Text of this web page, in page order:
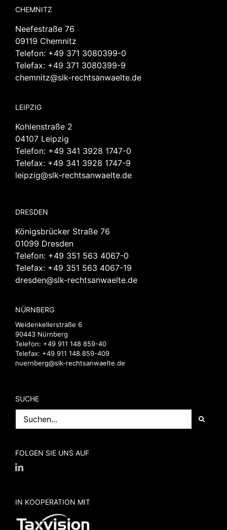
CHEMNITZ
Neefestraße 76
09119 Chemnitz
Telefon: +49 371 3080399-0
Telefax: +49 371 3080399-9
chemnitz@slk-rechtsanwaelte.de
LEIPZIG
Kohlenstraße 2
04107 Leipzig
Telefon: +49 341 3928 1747-0
Telefax: +49 341 3928 1747-9
leipzig@slk-rechtsanwaelte.de
DRESDEN
Königsbrücker Straße 76
01099 Dresden
Telefon: +49 351 563 4067-0
Telefax: +49 351 563 4067-19
dresden@slk-rechtsanwaelte.de
NÜRNBERG
Weidenkellerstraße 6
90443 Nürnberg
Telefon: +49 911 148 859-40
Telefax: +49 911 148 859-409
nuernberg@slk-rechtsanwaelte.de
SUCHE
nach:
FOLGEN SIE UNS AUF
IN KOOPERATION MIT